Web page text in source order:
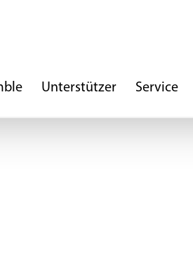
Unterstützer Service